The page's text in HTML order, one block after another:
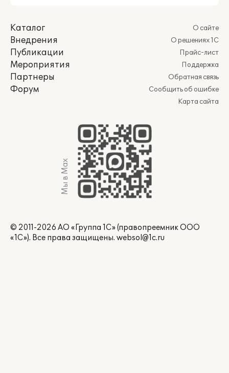
Каталог
Внедрения
Публикации
Мероприятия
Партнеры
Форум
О сайте
О решениях 1С
Прайс-лист
Поддержка
Обратная связь
Сообщить об ошибке
Карта сайта
Мы в Max
© 2011-2026 АО «Группа 1С» (правопреемник ООО
«1С»). Все права защищены. websol@1c.ru